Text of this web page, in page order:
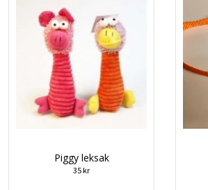
Piggy leksak
35 kr